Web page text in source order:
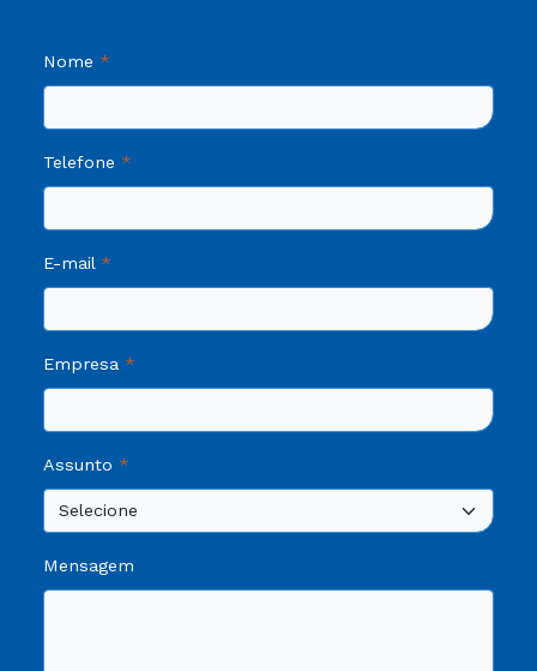
Nome
Telefone
E-mail
Empresa
Assunto
Mensagem